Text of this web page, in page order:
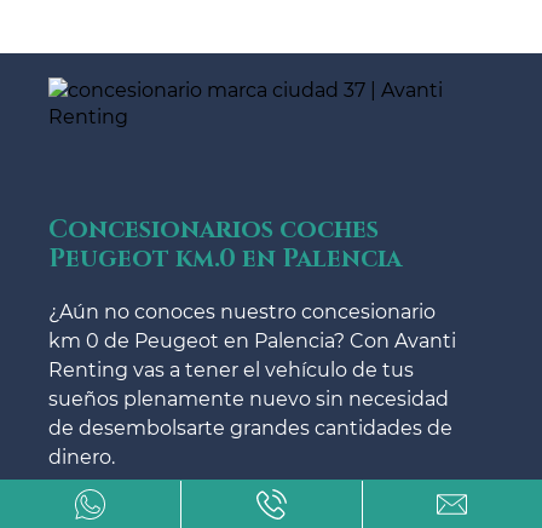
Concesionarios coches
Peugeot km.0 en Palencia
¿Aún no conoces nuestro concesionario
km 0 de Peugeot en Palencia? Con Avanti
Renting vas a tener el vehículo de tus
sueños plenamente nuevo sin necesidad
de desembolsarte grandes cantidades de
dinero.
Los concesionarios de vehículos km 0 en